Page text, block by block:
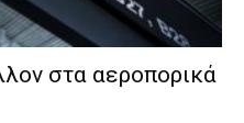
στα αεροπορικά